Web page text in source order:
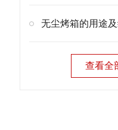
无尘烤箱的用途
查看全